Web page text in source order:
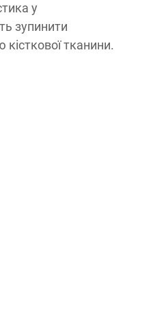
у
зупинити
тканини.